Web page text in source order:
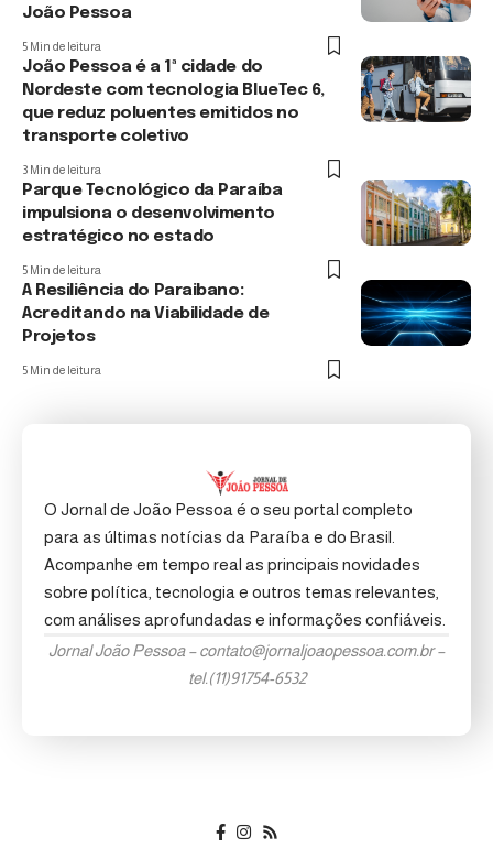
João Pessoa
5 Min de leitura
João Pessoa é a 1ª cidade do
Nordeste com tecnologia BlueTec 6,
que reduz poluentes emitidos no
transporte coletivo
3 Min de leitura
Parque Tecnológico da Paraíba
impulsiona o desenvolvimento
estratégico no estado
5 Min de leitura
A Resiliência do Paraibano:
Acreditando na Viabilidade de
Projetos
5 Min de leitura
O Jornal de João Pessoa é o seu portal completo
para as últimas notícias da Paraíba e do Brasil.
Acompanhe em tempo real as principais novidades
sobre política, tecnologia e outros temas relevantes,
com análises aprofundadas e informações confiáveis.
Jornal João Pessoa –contato@jornaljoaopessoa.com.br–
tel.(11)91754-6532